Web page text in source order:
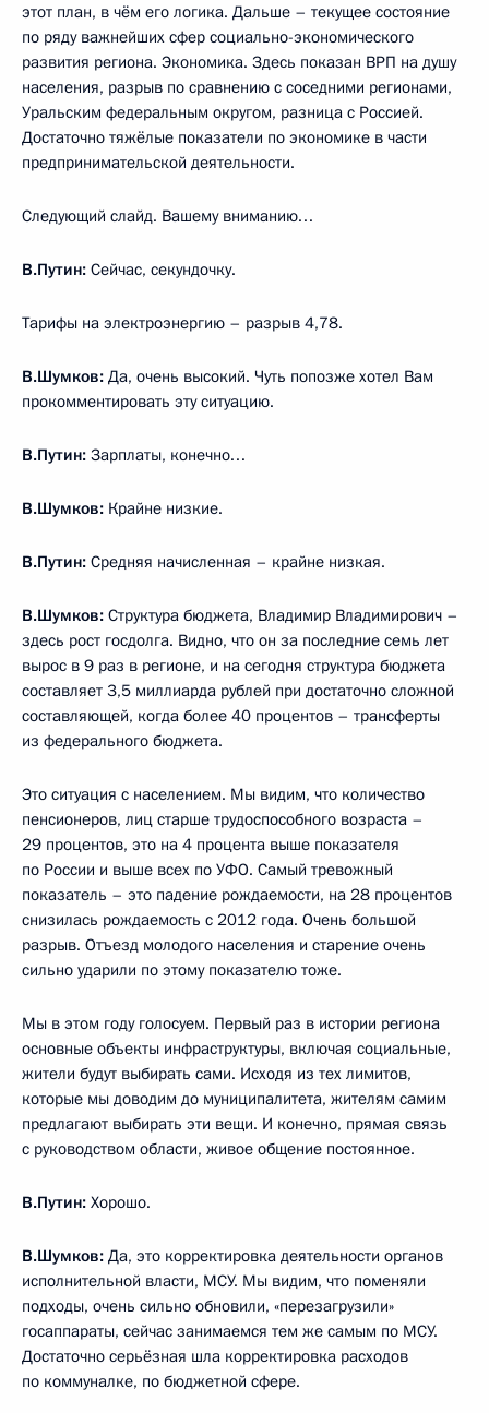
этот план, в чём его логика. Дальше – текущее состояние
по ряду важнейших сфер социально-экономического
развития региона. Экономика. Здесь показан ВРП на душу
населения, разрыв по сравнению с соседними регионами,
Уральским федеральным округом, разница с Россией.
Достаточно тяжёлые показатели по экономике в части
предпринимательской деятельности.
Следующий слайд. Вашему вниманию…
В.Путин: Сейчас, секундочку.
Тарифы на электроэнергию – разрыв 4,78.
В.Шумков: Да, очень высокий. Чуть попозже хотел Вам
прокомментировать эту ситуацию.
В.Путин: Зарплаты, конечно…
В.Шумков: Крайне низкие.
В.Путин: Средняя начисленная – крайне низкая.
В.Шумков: Структура бюджета, Владимир Владимирович –
здесь рост госдолга. Видно, что он за последние семь лет
вырос в 9 раз в регионе, и на сегодня структура бюджета
составляет 3,5 миллиарда рублей при достаточно сложной
составляющей, когда более 40 процентов – трансферты
из федерального бюджета.
Это ситуация с населением. Мы видим, что количество
пенсионеров, лиц старше трудоспособного возраста –
29 процентов, это на 4 процента выше показателя
по России и выше всех по УФО. Самый тревожный
показатель – это падение рождаемости, на 28 процентов
снизилась рождаемость с 2012 года. Очень большой
разрыв. Отъезд молодого населения и старение очень
сильно ударили по этому показателю тоже.
Мы в этом году голосуем. Первый раз в истории региона
основные объекты инфраструктуры, включая социальные,
жители будут выбирать сами. Исходя из тех лимитов,
которые мы доводим до муниципалитета, жителям самим
предлагают выбирать эти вещи. И конечно, прямая связь
с руководством области, живое общение постоянное.
В.Путин: Хорошо.
В.Шумков: Да, это корректировка деятельности органов
исполнительной власти, МСУ. Мы видим, что поменяли
подходы, очень сильно обновили, «перезагрузили»
госаппараты, сейчас занимаемся тем же самым по МСУ.
Достаточно серьёзная шла корректировка расходов
по коммуналке, по бюджетной сфере.